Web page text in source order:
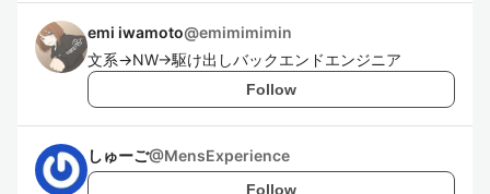
emi iwamoto@emimimimin
文系→NW→駆け出しバックエンドエンジニア
Follow
しゅーご@MensExperience
Follow